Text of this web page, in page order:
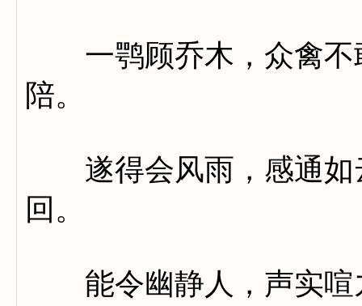
一鹗顾乔木，众禽不
陪。
遂得会风雨，感通如
回。
能令幽静人，声实喧